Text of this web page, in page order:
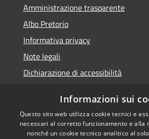
Amministrazione trasparente
Albo Pretorio
Informativa privacy
Note legali
Dichiarazione di accessibilità
RSS
Accessibilità
Informazioni sui
Questo sito web utilizza cookie tecnici e
necessari al corretto funzionamento e alla
nonché un cookie tecnico analitico al